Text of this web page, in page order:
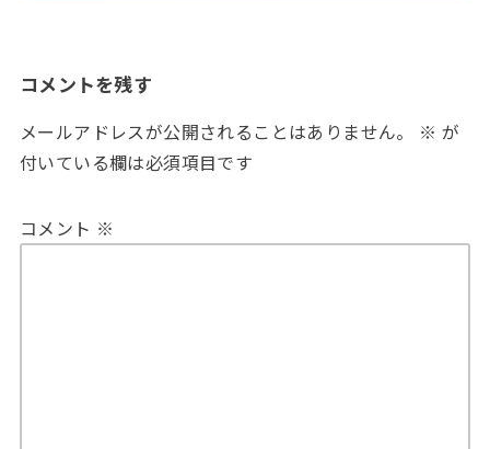
コメントを残す
メールアドレスが公開されることはありません。 ※ が
付いている欄は必須項目です
コメント ※